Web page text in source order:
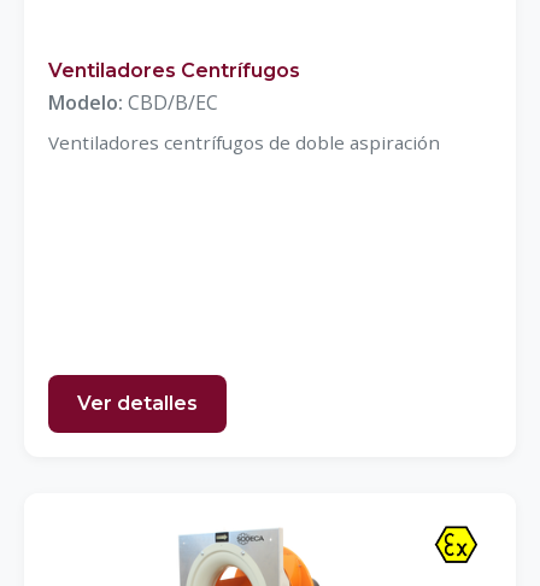
Ventiladores Centrífugos
Modelo: CBD/B/EC
Ventiladores centrífugos de doble aspiración
Ver detalles